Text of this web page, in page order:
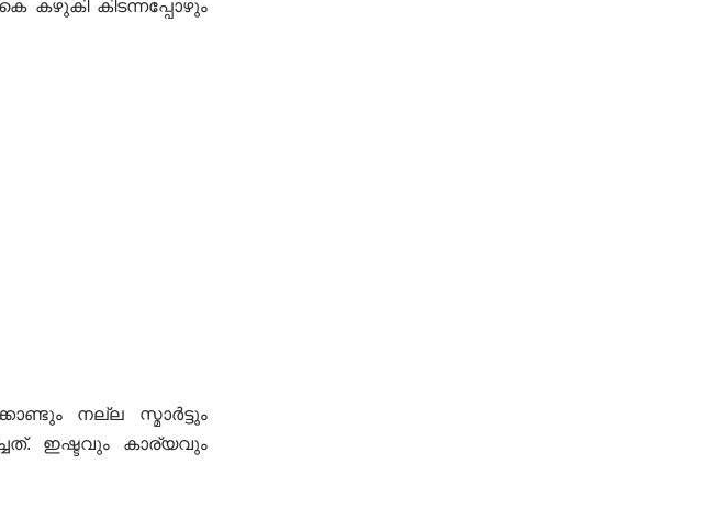
കഴുകി കിടന്നപ്പോഴും
നല്ല സ്മാർട്ടും
ഇഷ്ടവും കാര്യവും